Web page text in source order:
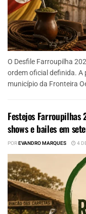
O Desfile Farroupilha
ordem oficial definida. A
município da Fronteira
Festejos Farroupilhas
shows e bailes em
POREVANDRO MARQUES 4